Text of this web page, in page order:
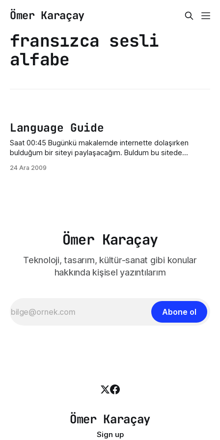
Ömer Karaçay
fransızca sesli
alfabe
Language Guide
Saat 00:45 Bugünkü makalemde internette dolaşırken
bulduğum bir siteyi paylaşacağım. Buldum bu sitede
mümkün. Kategorilere ayrılmış olması da ayrı bir güzel
24 Ara 2009
Ömer Karaçay
Teknoloji, tasarım, kültür-sanat gibi konular
hakkında kişisel yazıntılarım
Abone ol
Ömer Karaçay
Sign up